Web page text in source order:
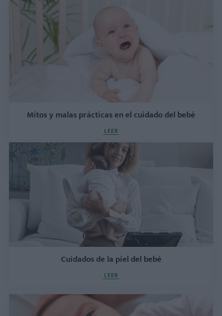
Mitos y malas prácticas en el cuidado del bebé
LEER
Cuidados de la piel del bebé
LEER